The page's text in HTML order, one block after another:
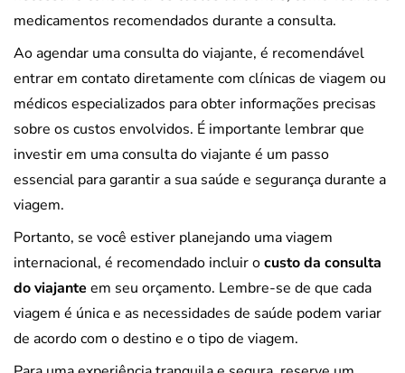
medicamentos recomendados durante a consulta.
Ao agendar uma consulta do viajante, é recomendável
entrar em contato diretamente com clínicas de viagem ou
médicos especializados para obter informações precisas
sobre os custos envolvidos. É importante lembrar que
investir em uma consulta do viajante é um passo
essencial para garantir a sua saúde e segurança durante a
viagem.
Portanto, se você estiver planejando uma viagem
internacional, é recomendado incluir ocusto da consulta
do viajante em seu orçamento. Lembre-se de que cada
viagem é única e as necessidades de saúde podem variar
de acordo com o destino e o tipo de viagem.